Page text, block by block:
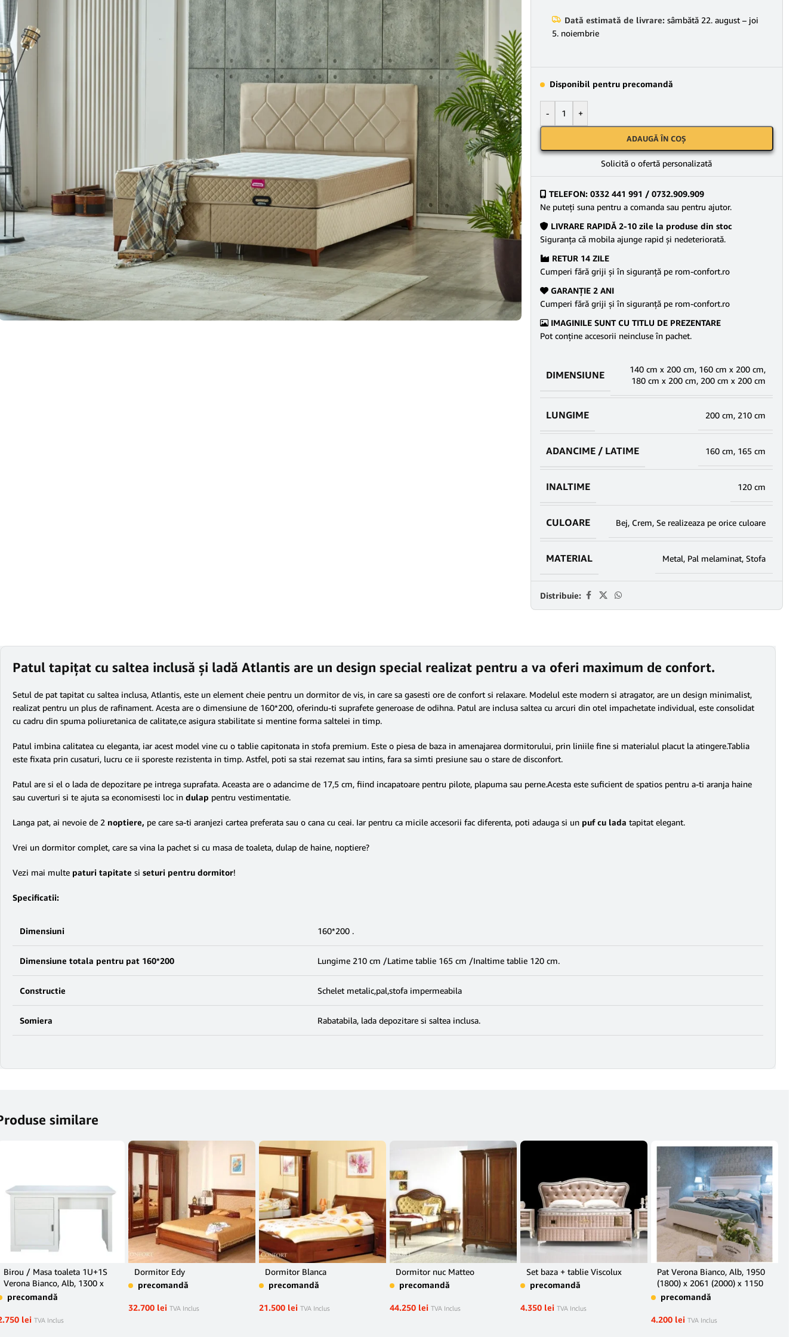
Dată estimată de livrare: sâmbătă 22. august – joi
5. noiembrie
Disponibil pentru precomandă
- +
ADAUGĂ ÎN COȘ
Solicită o ofertă personalizată
TELEFON: 0332 441 991 / 0732.909.909
Ne puteţi suna pentru a comanda sau pentru ajutor.
LIVRARE RAPIDĂ 2-10 zile la produse din stoc
Siguranţa că mobila ajunge rapid şi nedeteriorată.
RETUR 14 ZILE
Cumperi fără griji şi în siguranţă pe rom-confort.ro
GARANŢIE 2 ANI
Cumperi fără griji şi în siguranţă pe rom-confort.ro
IMAGINILE SUNT CU TITLU DE PREZENTARE
Pot conține accesorii neincluse în pachet.
DIMENSIUNE 140 cm x 200 cm, 160 cm x 200 cm,
180 cm x 200 cm, 200 cm x 200 cm
LUNGIME 200 cm, 210 cm
ADANCIME / LATIME 160 cm, 165 cm
INALTIME 120 cm
CULOARE Bej, Crem, Se realizeaza pe orice culoare
MATERIAL Metal, Pal melaminat, Stofa
Distribuie:
Patul tapițat cu saltea inclusă și ladă Atlantis are un design special realizat pentru a va oferi maximum de confort.
Setul de pat tapitat cu saltea inclusa, Atlantis, este un element cheie pentru un dormitor de vis, in care sa gasesti ore de confort si relaxare. Modelul este modern si atragator, are un design minimalist,
realizat pentru un plus de rafinament. Acesta are o dimensiune de 160*200, oferindu-ti suprafete generoase de odihna. Patul are inclusa saltea cu arcuri din otel impachetate individual, este consolidat
cu cadru din spuma poliuretanica de calitate,ce asigura stabilitate si mentine forma saltelei in timp.
Patul imbina calitatea cu eleganta, iar acest model vine cu o tablie capitonata in stofa premium. Este o piesa de baza in amenajarea dormitorului, prin liniile fine si materialul placut la atingere.Tablia
este fixata prin cusaturi, lucru ce ii sporeste rezistenta in timp. Astfel, poti sa stai rezemat sau intins, fara sa simti presiune sau o stare de disconfort.
Patul are si el o lada de depozitare pe intrega suprafata. Aceasta are o adancime de 17,5 cm, fiind incapatoare pentru pilote, plapuma sau perne.Acesta este suficient de spatios pentru a-ti aranja haine
sau cuverturi si te ajuta sa economisesti loc in dulap pentru vestimentatie.
Langa pat, ai nevoie de 2 noptiere, pe care sa-ti aranjezi cartea preferata sau o cana cu ceai. Iar pentru ca micile accesorii fac diferenta, poti adauga si un puf cu lada tapitat elegant.
Vrei un dormitor complet, care sa vina la pachet si cu masa de toaleta, dulap de haine, noptiere?
Vezi mai multe paturi tapitate si seturi pentru dormitor!
Specificatii:
Dimensiuni 160*200 .
Dimensiune totala pentru pat 160*200 Lungime 210 cm /Latime tablie 165 cm /Inaltime tablie 120 cm.
Constructie Schelet metalic,pal,stofa impermeabila
Somiera Rabatabila, lada depozitare si saltea inclusa.
similare
Birou / Masa toaleta 1U+1S
Verona Bianco, Alb, 1300 x
500 x 770 mm.
precomandă
lei TVA Inclus
Dormitor Edy
precomandă
32.700 lei TVA Inclus
Dormitor Blanca
precomandă
21.500 lei TVA Inclus
Dormitor nuc Matteo
precomandă
44.250 lei TVA Inclus
Set baza + tablie Viscolux
precomandă
4.350 lei TVA Inclus
Pat Verona Bianco, Alb, 1950
(1800) x 2061 (2000) x 1150
mm.
precomandă
4.200 lei TVA Inclus